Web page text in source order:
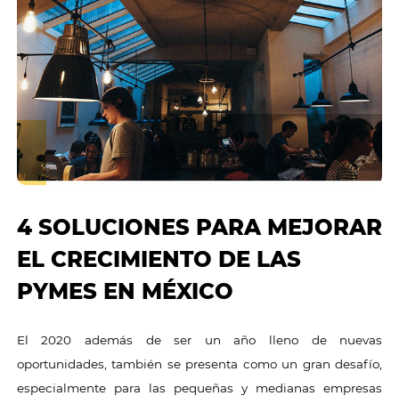
4 SOLUCIONES PARA MEJORAR
EL CRECIMIENTO DE LAS
PYMES EN MÉXICO
El 2020 además de ser un año lleno de nuevas
oportunidades, también se presenta como un gran desafío,
especialmente para las pequeñas y medianas empresas